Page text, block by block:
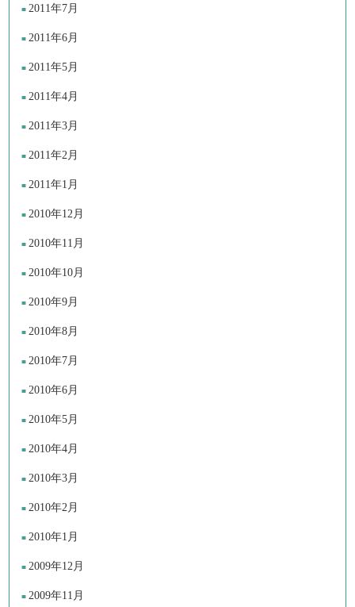
2011年7月
2011年6月
2011年5月
2011年4月
2011年3月
2011年2月
2011年1月
2010年12月
2010年11月
2010年10月
2010年9月
2010年8月
2010年7月
2010年6月
2010年5月
2010年4月
2010年3月
2010年2月
2010年1月
2009年12月
2009年11月